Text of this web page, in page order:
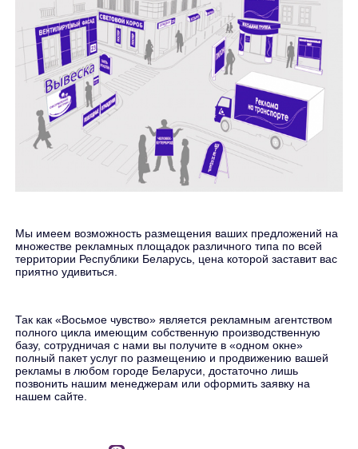
Мы имеем возможность размещения ваших предложений на
множестве рекламных площадок различного типа по всей
территории Республики Беларусь, цена которой заставит вас
приятно удивиться.
Так как «Восьмое чувство» является рекламным агентством
полного цикла имеющим собственную производственную
базу, сотрудничая с нами вы получите в «одном окне»
полный пакет услуг по размещению и продвижению вашей
рекламы в любом городе Беларуси, достаточно лишь
позвонить нашим менеджерам или оформить заявку на
нашем сайте.